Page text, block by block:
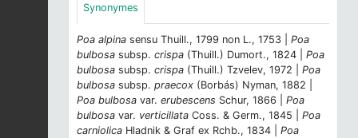
Synonymes
Poa alpina sensu Thuill., 1799 non L., 1753 | Poa
bulbosa subsp. crispa (Thuill.) Dumort., 1824 | Poa
bulbosa subsp. crispa (Thuill.) Tzvelev, 1972 | Poa
bulbosa subsp. praecox (Borbás) Nyman, 1882 |
Poa bulbosa var. erubescens Schur, 1866 | Poa
bulbosa var. verticillata Coss. & Germ., 1845 | Poa
carniolica Hladnik & Graf ex Rchb., 1834 | Poa